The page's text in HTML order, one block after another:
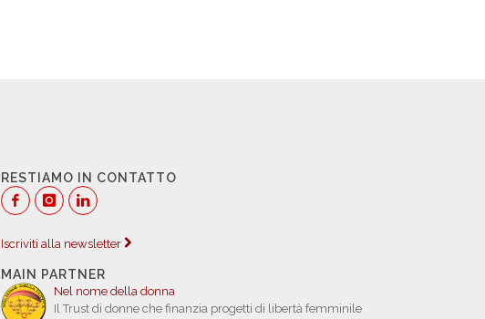
RESTIAMO IN CONTATTO
Iscriviti alla newsletter
MAIN PARTNER
Nel nome della donna
Il Trust di donne che finanzia progetti di libertà femminile